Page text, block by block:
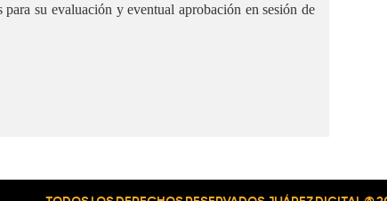
para su evaluación y eventual aprobación en sesión de